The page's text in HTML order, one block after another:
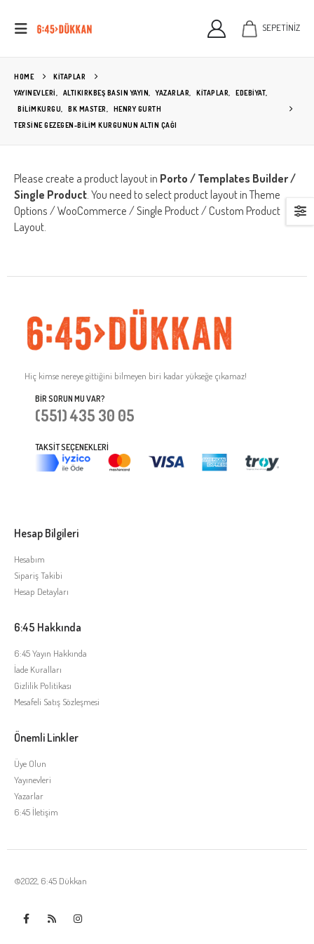
SEPETİNİZ
HOME
KITAPLAR
YAYINEVLERİ
ALTIKIRKBEŞ BASIN YAYIN YAZARLAR KİTAPLAR EDEBIYAT
BILIMKURGU
BK MASTER
HENRY GURTH
TERSINE GEZEGEN-BILIM KURGUNUN ALTIN ÇAĞI
Please create a product layout in Porto / Templates Builder /
Single Product . You need to select product layout in Theme
Options / WooCommerce / Single Product / Custom Product
Layout.
Hiç kimse nereye gittiğini bilmeyen biri kadar yükseğe çıkamaz!
BIR SORUN MU VAR?
(551) 435 30 05
TAKSIT SEÇENEKLERI
Hesap Bilgileri
Hesabım
Sipariş Takibi
Hesap Detayları
6:45 Hakkında
6:45 Yayın Hakkında
İade Kuralları
Gizlilik Politikası
Mesafeli Satış Sözleşmesi
Önemli Linkler
Üye Olun
Yayınevleri
Yazarlar
6:45 İletişim
©2022, 6:45 Dükkan